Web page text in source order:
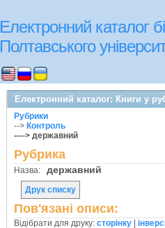
Електронний каталог
Полтавського
Електронний каталог: Книги у
Рубрики
--> Контроль
----> державний
Рубрика
Назва: державний
Друк списку
Пов'язані описи:
Відібрати для друку: сторінку